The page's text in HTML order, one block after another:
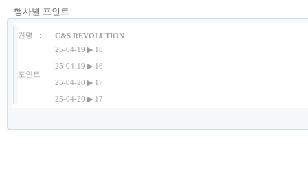
- 행사별 포인트
견명 : C&S REVOLUTION
포인트
25-04-19 ▶ 18
25-04-19 ▶ 16
25-04-20 ▶ 17
25-04-20 ▶ 17